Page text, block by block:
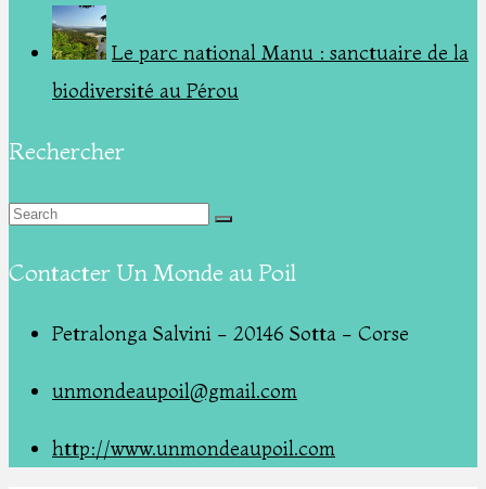
Le parc national Manu : sanctuaire de la
biodiversité au Pérou
Rechercher
Contacter Un Monde au Poil
Petralonga Salvini - 20146 Sotta - Corse
unmondeaupoil@gmail.com
http://www.unmondeaupoil.com